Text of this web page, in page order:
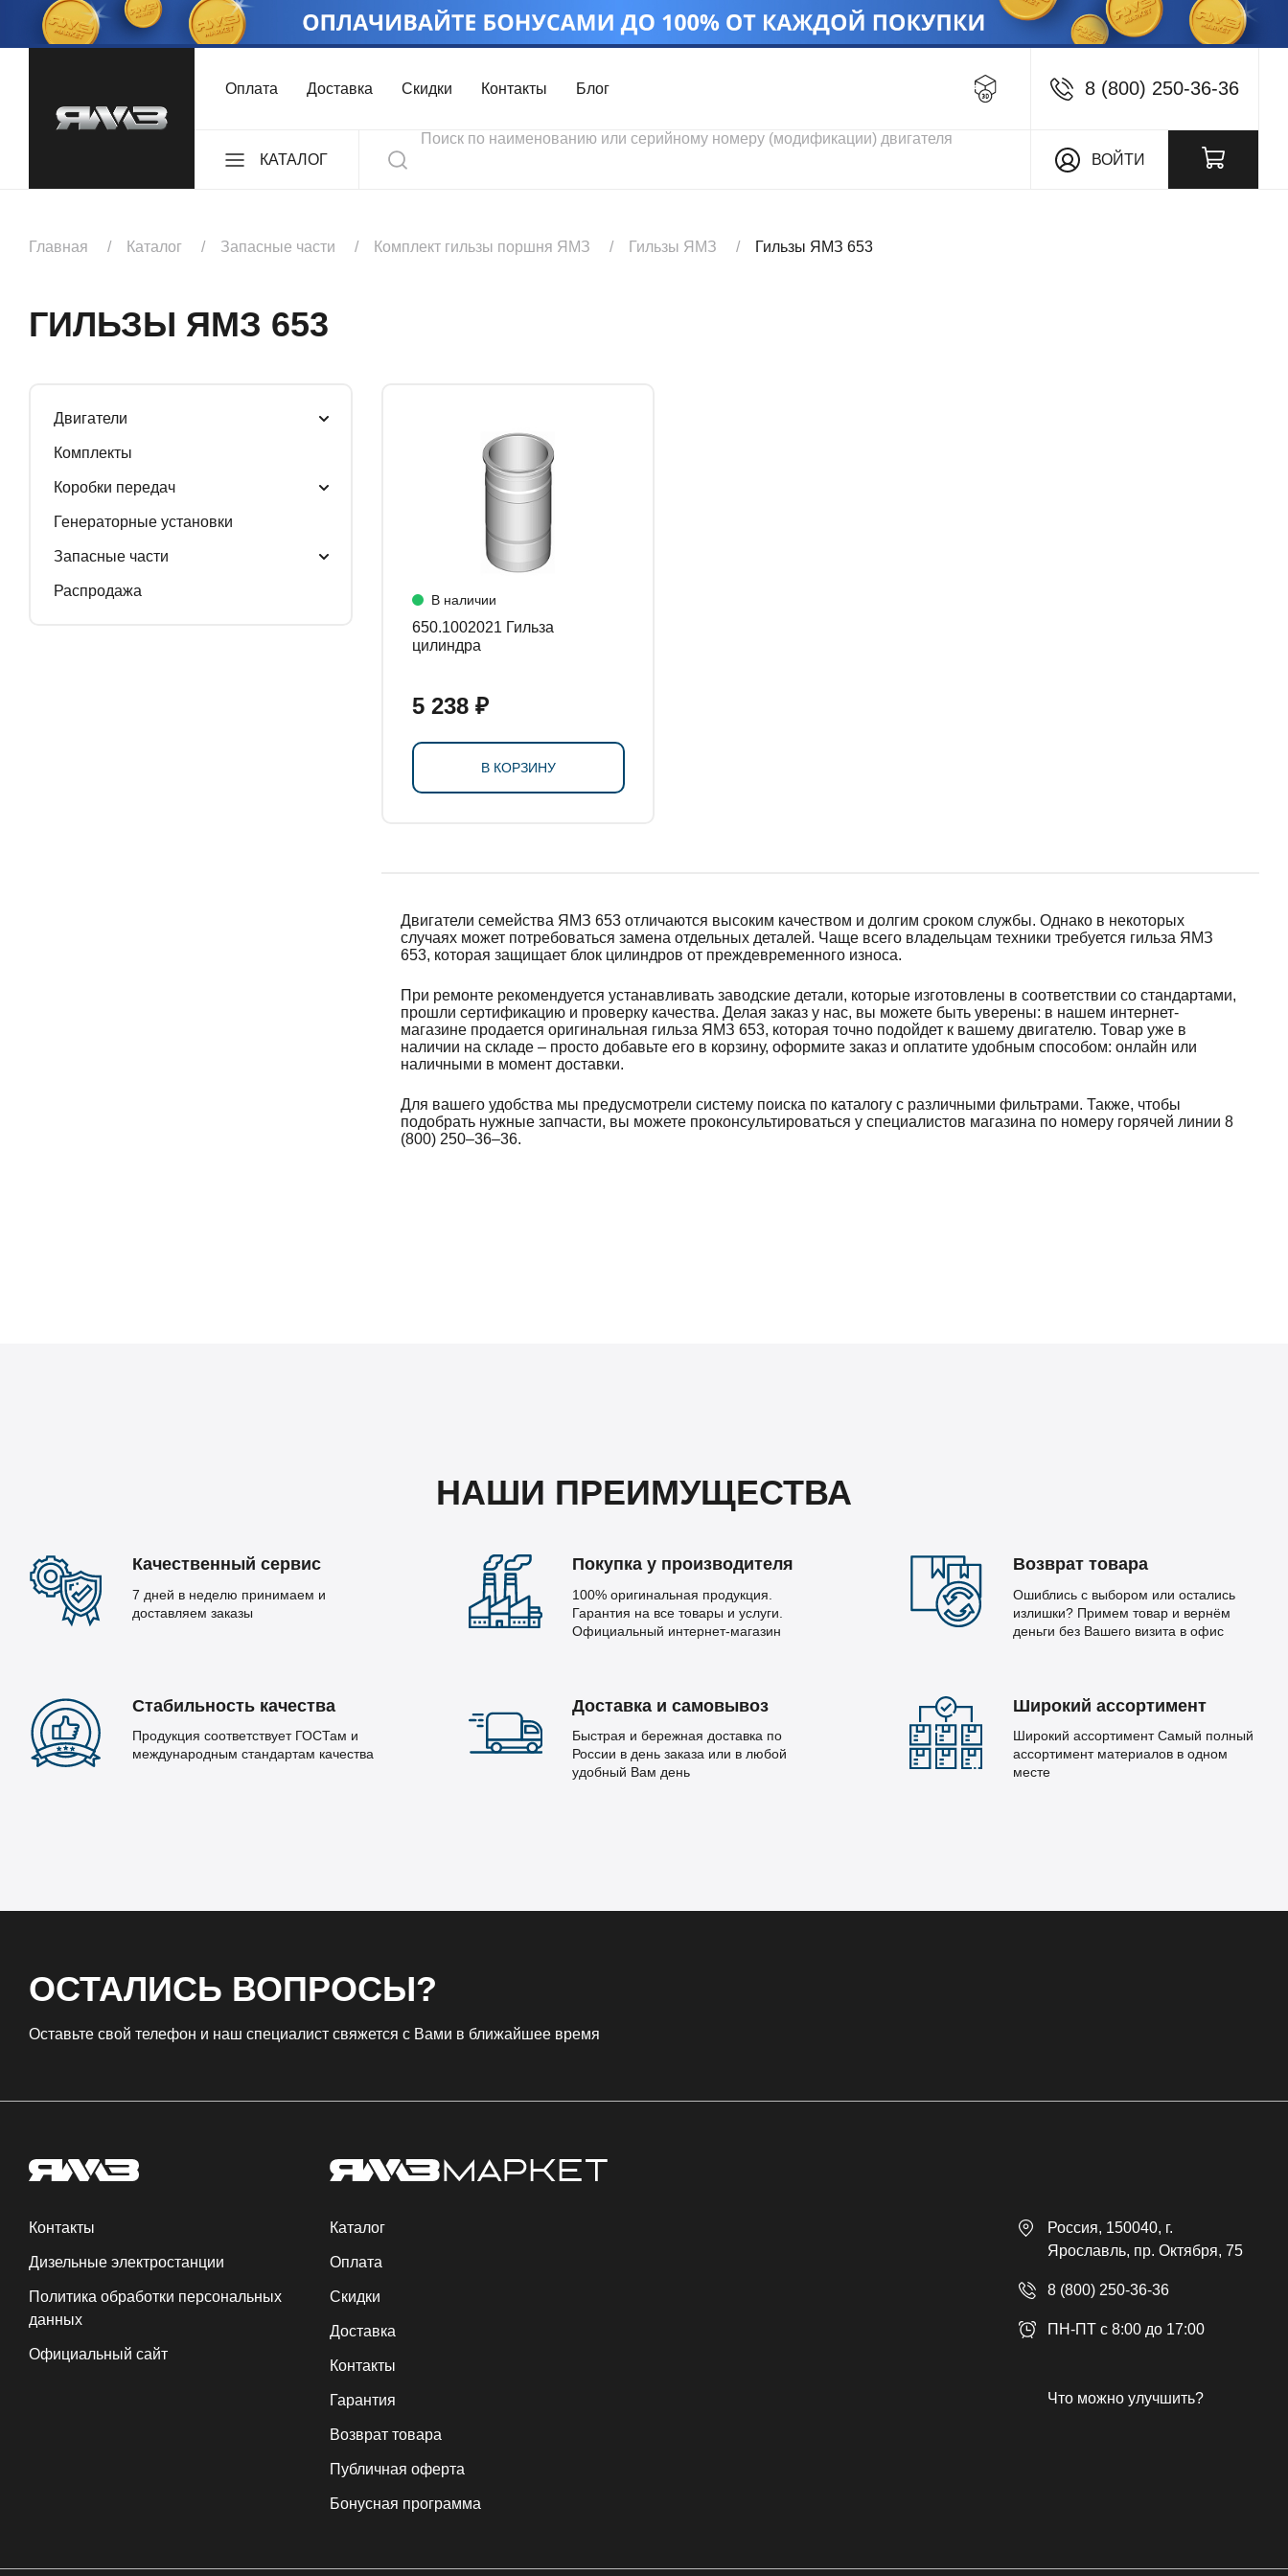
Оплата Доставка Скидки Контакты Блог 8 (800) 250-36-36
КАТАЛОГ
КОМПЛЕКТЫ
ГЕНЕРАТОРНЫЕ УСТАНОВКИ
ВОЙТИ
Скидки
Главная Каталог Запасные части Комплект гильзы поршня ЯМЗ Гильзы ЯМЗ Гильзы ЯМЗ 653
ГИЛЬЗЫ ЯМЗ 653
Двигатели
Комплекты
Коробки передач
Генераторные установки
Запасные части
Распродажа
В наличии
650.1002021 Гильза
цилиндра
5 238 ₽
В КОРЗИНУ
Двигатели семейства ЯМЗ 653 отличаются высоким качеством и долгим сроком службы. Однако в некоторых
случаях может потребоваться замена отдельных деталей. Чаще всего владельцам техники требуется гильза ЯМЗ
653, которая защищает блок цилиндров от преждевременного износа.
При ремонте рекомендуется устанавливать заводские детали, которые изготовлены в соответствии со стандартами,
прошли сертификацию и проверку качества. Делая заказ у нас, вы можете быть уверены: в нашем интернет-
магазине продается оригинальная гильза ЯМЗ 653, которая точно подойдет к вашему двигателю. Товар уже в
наличии на складе – просто добавьте его в корзину, оформите заказ и оплатите удобным способом: онлайн или
наличными в момент доставки.
Для вашего удобства мы предусмотрели систему поиска по каталогу с различными фильтрами. Также, чтобы
подобрать нужные запчасти, вы можете проконсультироваться у специалистов магазина по номеру горячей линии 8
(800) 250–36–36.
НАШИ ПРЕИМУЩЕСТВА
Качественный сервис
7 дней в неделю принимаем и
доставляем заказы
Покупка у производителя
100% оригинальная продукция.
Гарантия на все товары и услуги.
Официальный интернет-магазин
Возврат товара
Ошиблись с выбором или остались
излишки? Примем товар и вернём
деньги без Вашего визита в офис
Стабильность качества
Продукция соответствует ГОСТам и
международным стандартам качества
Доставка и самовывоз
Быстрая и бережная доставка по
России в день заказа или в любой
удобный Вам день
Широкий ассортимент
Широкий ассортимент Самый полный
ассортимент материалов в одном
месте
ОСТАЛИСЬ ВОПРОСЫ?
Оставьте свой телефон и наш специалист свяжется с Вами в ближайшее время
Контакты
Дизельные электростанции
Политика обработки персональных
данных
Официальный сайт
Каталог
Оплата
Скидки
Доставка
Контакты
Гарантия
Возврат товара
Публичная оферта
Бонусная программа
Россия, 150040, г.
Ярославль, пр. Октября, 75
8 (800) 250-36-36
ПН-ПТ с 8:00 до 17:00
Что можно улучшить?